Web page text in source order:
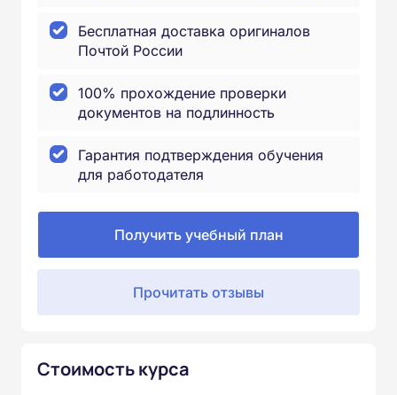
Бесплатная доставка оригиналов
Почтой России
100% прохождение проверки
документов на подлинность
Гарантия подтверждения обучения
для работодателя
Получить учебный план
Прочитать отзывы
Стоимость курса